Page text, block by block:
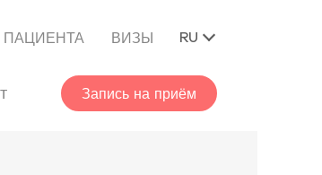
ВИЗЫ RU
Запись на приём